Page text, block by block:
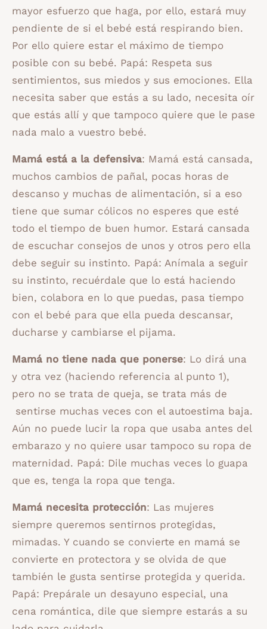
mayor esfuerzo que haga, por ello, estará muy
pendiente de si el bebé está respirando bien.
Por ello quiere estar el máximo de tiempo
posible con su bebé. Papá: Respeta sus
sentimientos, sus miedos y sus emociones. Ella
necesita saber que estás a su lado, necesita oír
que estás allí y que tampoco quiere que le pase
nada malo a vuestro bebé.
Mamá está a la defensiva: Mamá está cansada,
muchos cambios de pañal, pocas horas de
descanso y muchas de alimentación, si a eso
tiene que sumar cólicos no esperes que esté
todo el tiempo de buen humor. Estará cansada
de escuchar consejos de unos y otros pero ella
debe seguir su instinto. Papá: Anímala a seguir
su instinto, recuérdale que lo está haciendo
bien, colabora en lo que puedas, pasa tiempo
con el bebé para que ella pueda descansar,
ducharse y cambiarse el pijama.
Mamá no tiene nada que ponerse: Lo dirá una
y otra vez (haciendo referencia al punto 1),
pero no se trata de queja, se trata más de
sentirse muchas veces con el autoestima baja.
Aún no puede lucir la ropa que usaba antes del
embarazo y no quiere usar tampoco su ropa de
maternidad. Papá: Dile muchas veces lo guapa
que es, tenga la ropa que tenga.
Mamá necesita protección: Las mujeres
siempre queremos sentirnos protegidas,
mimadas. Y cuando se convierte en mamá se
convierte en protectora y se olvida de que
también le gusta sentirse protegida y querida.
Papá: Prepárale un desayuno especial, una
cena romántica, dile que siempre estarás a su